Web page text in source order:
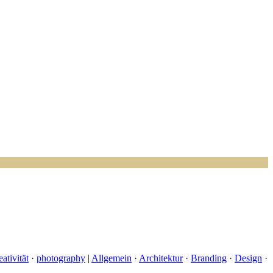
· photography | Allgemein · Architektur· Branding · Design ·